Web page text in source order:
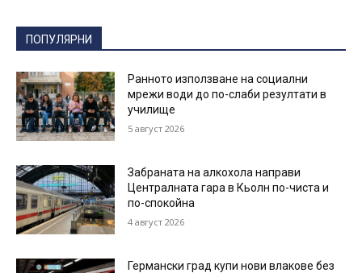
ПОПУЛЯРНИ
Ранното използване на социални
мрежи води до по-слаби резултати в
училище
5 август 2026
Забраната на алкохола направи
Централната гара в Кьолн по-чиста и
по-спокойна
4 август 2026
Германски град купи нови влакове без